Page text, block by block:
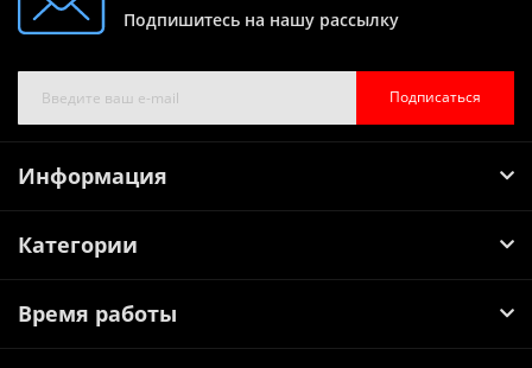
Подпишитесь на нашу рассылку
Подписаться
Информация
Категории
Время работы